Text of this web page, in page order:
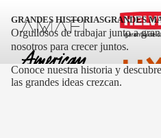
GRANDES HISTORIASㅤㅤㅤㅤGRANDES
ㅤㅤㅤㅤㅤㅤㅤㅤㅤㅤㅤㅤㅤㅤㅤㅤㅤㅤㅤㅤㅤㅤㅤㅤㅤㅤㅤㅤ
nosotros para crecer juntos.
Conoce nuestra historia y
las grandes ideas crezcan.